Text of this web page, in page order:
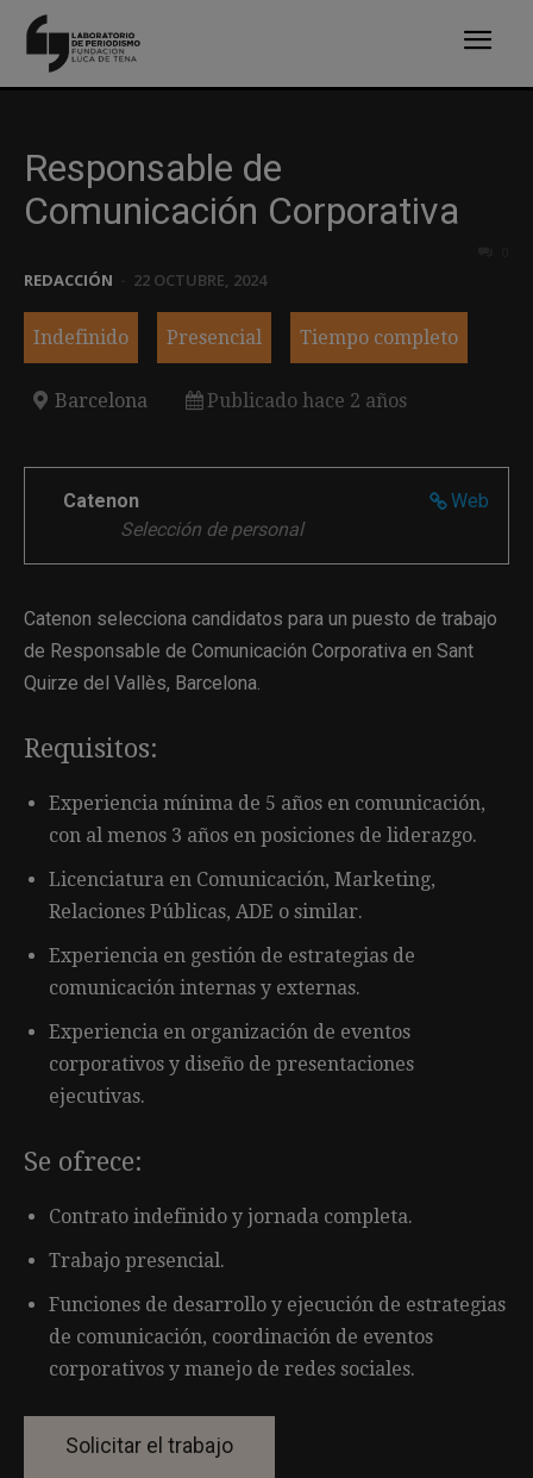
Responsable de
Comunicación Corporativa
REDACCIÓN 22 OCTUBRE, 2024
Indefinido Presencial Tiempo completo
Barcelona Publicado hace 2 años
Web
Catenon
Selección de personal
Catenon selecciona candidatos para un puesto de trabajo
de Responsable de Comunicación Corporativa en Sant
Quirze del Vallès, Barcelona.
Requisitos:
Experiencia mínima de 5 años en comunicación,
con al menos 3 años en posiciones de liderazgo.
Licenciatura en Comunicación, Marketing,
Relaciones Públicas, ADE o similar.
Experiencia en gestión de estrategias de
comunicación internas y externas.
Experiencia en organización de eventos
corporativos y diseño de presentaciones
ejecutivas.
Se ofrece:
Contrato indefinido y jornada completa.
Trabajo presencial.
Funciones de desarrollo y ejecución de estrategias
de comunicación, coordinación de eventos
corporativos y manejo de redes sociales.